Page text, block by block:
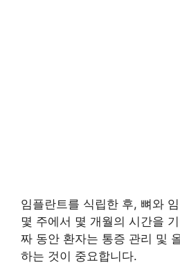
임플란트를 식립한 후, 뼈와
몇 주에서 몇 개월의 시간을
짜 동안 환자는 통증 관리 및
하는 것이 중요합니다.